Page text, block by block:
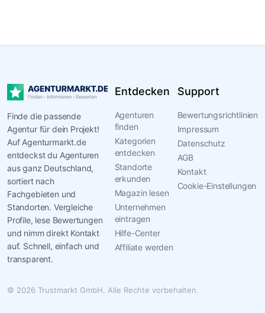
Finde die passende
Agentur für dein Projekt!
Auf Agenturmarkt.de
entdeckst du Agenturen
aus ganz Deutschland,
sortiert nach
Fachgebieten und
Standorten. Vergleiche
Profile, lese Bewertungen
und nimm direkt Kontakt
auf. Schnell, einfach und
transparent.
Entdecken
Agenturen
finden
Kategorien
entdecken
Standorte
erkunden
Magazin lesen
Unternehmen
eintragen
Hilfe-Center
Affiliate werden
Support
Bewertungsrichtlinien
Impressum
Datenschutz
AGB
Kontakt
Cookie-Einstellungen
© 2026 Trustmarkt GmbH. Alle Rechte vorbehalten.